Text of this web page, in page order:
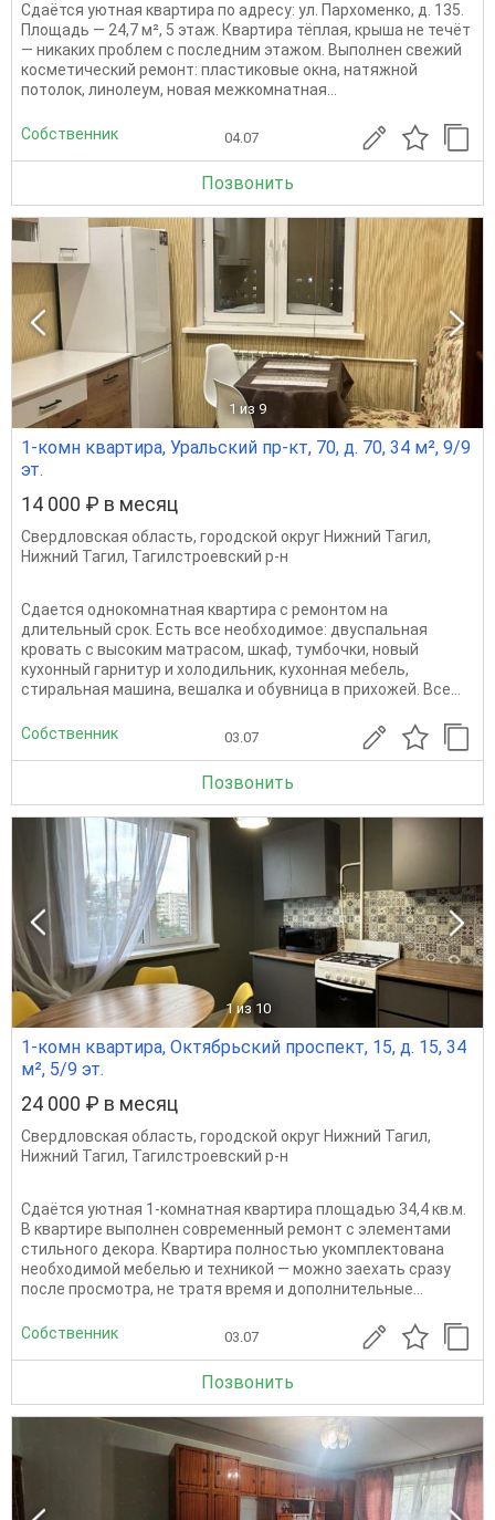
Сдаётся уютная квартира по адресу: ул. Пархоменко, д. 135.
Площадь — 24,7 м², 5 этаж. Квартира тёплая, крыша не течёт
— никаких проблем с последним этажом. Выполнен свежий
косметический ремонт: пластиковые окна, натяжной
потолок, линолеум, новая межкомнатная...
Собственник 04.07
Позвонить
1 из 9
1-комн квартира, Уральский пр-кт, 70, д. 70, 34 м², 9/9
эт.
14 000 ₽ в месяц
Свердловская область, городской округ Нижний Тагил,
Нижний Тагил, Тагилстроевский р-н
Сдается однокомнатная квартира с ремонтом на
длительный срок. Есть все необходимое: двуспальная
кровать с высоким матрасом, шкаф, тумбочки, новый
кухонный гарнитур и холодильник, кухонная мебель,
стиральная машина, вешалка и обувница в прихожей. Все...
Собственник 03.07
Позвонить
1 из 10
1-комн квартира, Октябрьский проспект, 15, д. 15, 34
м², 5/9 эт.
24 000 ₽ в месяц
Свердловская область, городской округ Нижний Тагил,
Нижний Тагил, Тагилстроевский р-н
Сдаётся уютная 1-комнатная квартира площадью 34,4 кв.м.
В квартире выполнен современный ремонт с элементами
стильного декора. Квартира полностью укомплектована
необходимой мебелью и техникой — можно заехать сразу
после просмотра, не тратя время и дополнительные...
Собственник 03.07
Позвонить